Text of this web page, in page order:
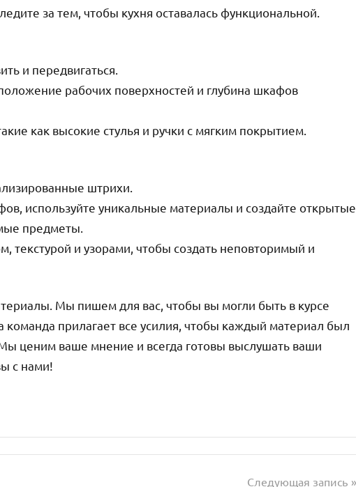
за тем, чтобы кухня оставалась функциональной.
и передвигаться.
рабочих поверхностей и глубина шкафов
как высокие стулья и ручки с мягким покрытием.
штрихи.
используйте уникальные материалы и создайте открытые
предметы.
текстурой и узорами, чтобы создать неповторимый и
Мы пишем для вас, чтобы вы могли быть в курсе
прилагает все усилия, чтобы каждый материал был
ценим ваше мнение и всегда готовы выслушать ваши
с нами!
Следующая запись